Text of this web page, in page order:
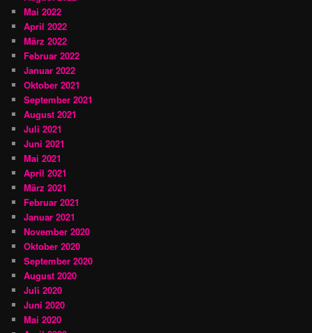
Mai 2022
April 2022
März 2022
Februar 2022
Januar 2022
Oktober 2021
September 2021
August 2021
Juli 2021
Juni 2021
Mai 2021
April 2021
März 2021
Februar 2021
Januar 2021
November 2020
Oktober 2020
September 2020
August 2020
Juli 2020
Juni 2020
Mai 2020